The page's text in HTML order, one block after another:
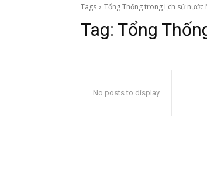
Tags Tổng Thống trong lịch sử nước
Tag: Tổng
No posts to display